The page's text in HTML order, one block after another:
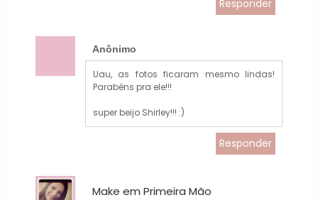
Responder
Anônimo
Uau, as fotos ficaram mesmo lindas!
Parabéns pra ele!!!
super beijo Shirley!!! :)
Responder
Make em Primeira Mão